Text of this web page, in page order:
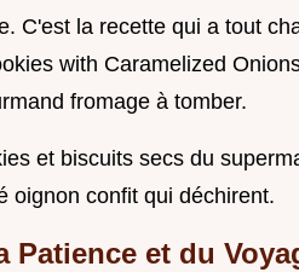
C'est la recette qui a tout
with Caramelized
fromage à tomber.
et biscuits secs du
oignon confit qui déchirent.
Patience et du